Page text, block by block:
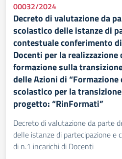
00032/2024
Decreto di valutazione da
scolastico delle istanze di
contestuale conferimento
Docenti per la realizzazione
formazione sulla
delle Azioni di
scolastico per la
progetto: “RinFormati”
Decreto di valutazione da parte
delle istanze di partecipazione
di n.1 incarichi di Docenti